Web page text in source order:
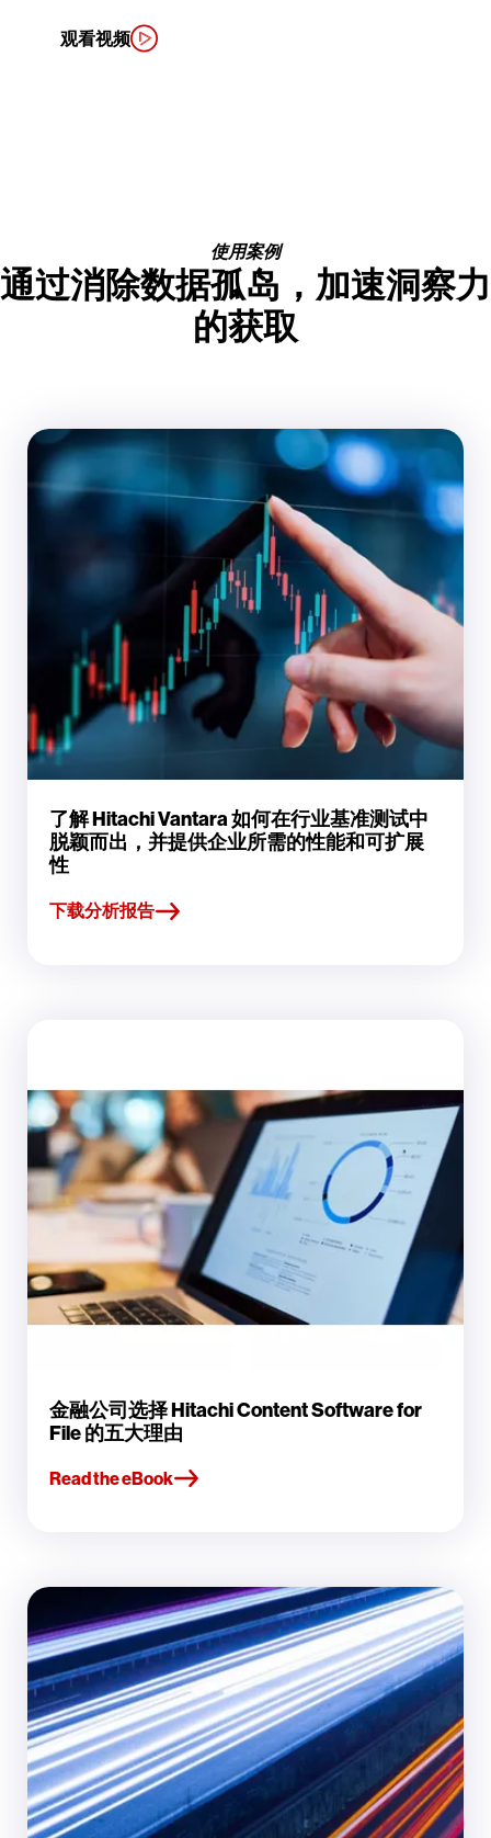
观看视频
使用案例
通过消除数据孤岛，加速洞察力
的获取
了解 Hitachi Vantara 如何在行业基准测试中
脱颖而出，并提供企业所需的性能和可扩展
性
下载分析报告
金融公司选择 Hitachi Content Software for
File 的五大理由
Read the eBook